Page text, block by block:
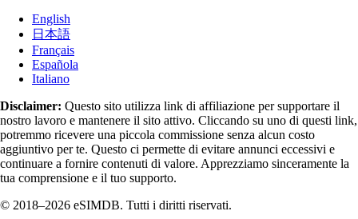
English
日本語
Français
Española
Italiano
Disclaimer: Questo sito utilizza link di affiliazione per supportare il
nostro lavoro e mantenere il sito attivo. Cliccando su uno di questi link,
potremmo ricevere una piccola commissione senza alcun costo
aggiuntivo per te. Questo ci permette di evitare annunci eccessivi e
continuare a fornire contenuti di valore. Apprezziamo sinceramente la
tua comprensione e il tuo supporto.
© 2018–2026 eSIMDB. Tutti i diritti riservati.